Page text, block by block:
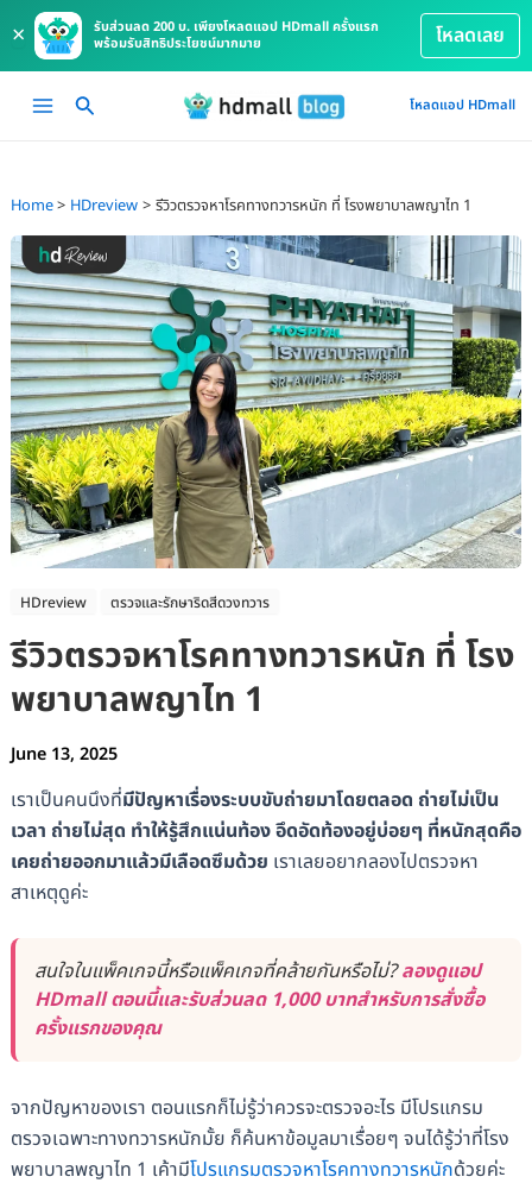
×
รับส่วนลด 200 บ. เพียงโหลดแอป HDmall ครั้งแรก
พร้อมรับสิทธิประโยชน์มากมาย
โหลดเลย
Main
โหลดแอป HDmall
Home HDreview รีวิวตรวจหาโรคทางทวารหนัก ที่ โรงพยาบาลพญาไท 1
HDreview ตรวจและรักษาริดสีดวงทวาร
รีวิวตรวจหาโรคทางทวารหนัก ที่ โรง
พยาบาลพญาไท 1
June 13, 2025
เราเป็นคนนึงที่มีปัญหาเรื่องระบบขับถ่ายมาโดยตลอด ถ่ายไม่เป็น
เวลา ถ่ายไม่สุด ทำให้รู้สึกแน่นท้อง อึดอัดท้องอยู่บ่อยๆ ที่หนักสุดคือ
เคยถ่ายออกมาแล้วมีเลือดซึมด้วย เราเลยอยากลองไปตรวจหา
สาเหตุดูค่ะ
สนใจในแพ็คเกจนี้หรือแพ็คเกจที่คล้ายกันหรือไม่?ลองดูแอป
HDmall ตอนนี้และรับส่วนลด 1,000 บาทสำหรับการสั่งซื้อ
ครั้งแรกของคุณ
จากปัญหาของเรา ตอนแรกก็ไม่รู้ว่าควรจะตรวจอะไร มีโปรแกรม
ตรวจเฉพาะทางทวารหนักมั้ย ก็ค้นหาข้อมูลมาเรื่อยๆ จนได้รู้ว่าที่โรง
พยาบาลพญาไท 1 เค้ามีโปรแกรมตรวจหาโรคทางทวารหนักด้วยค่ะ